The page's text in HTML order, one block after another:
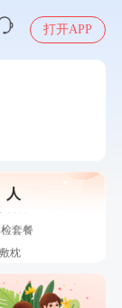
打开APP
人
肝片）1.02g*120片
色）
餐
餐
套餐
味400g
餐
套餐
枕
检套餐